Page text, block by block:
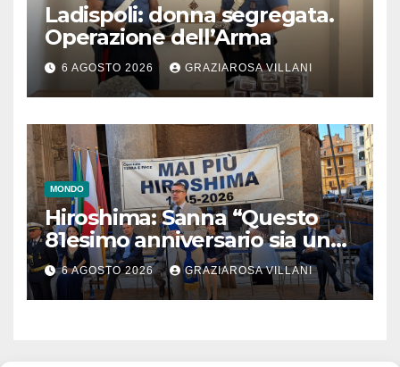
Ladispoli: donna segregata.
Operazione dell’Arma
6 AGOSTO 2026 GRAZIAROSA VILLANI
MONDO
Hiroshima: Sanna “Questo
81esimo anniversario sia un
monito per tutti”
6 AGOSTO 2026 GRAZIAROSA VILLANI